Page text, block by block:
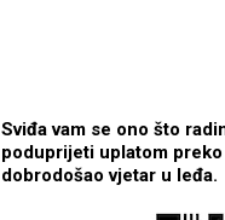
Sviđa vam se ono što
poduprijeti uplatom preko
dobrodošao vjetar u leđa.